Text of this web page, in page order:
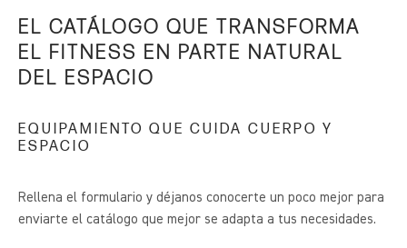
EL CATÁLOGO QUE TRANSFORMA
EL FITNESS EN PARTE NATURAL
DEL ESPACIO
EQUIPAMIENTO QUE CUIDA CUERPO Y
ESPACIO
Rellena el formulario y déjanos conocerte un poco mejor para
enviarte el catálogo que mejor se adapta a tus necesidades.